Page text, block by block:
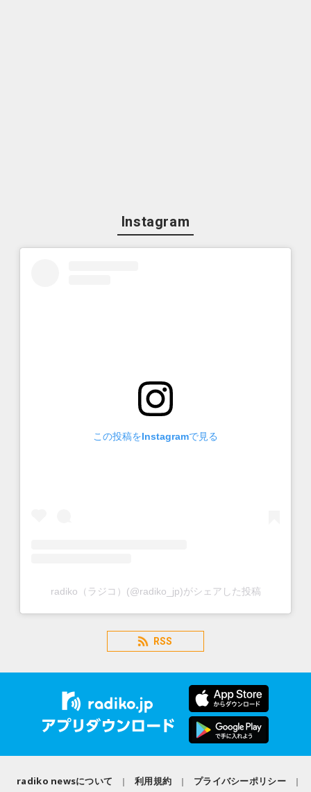
Instagram
この投稿をInstagramで見る
radiko（ラジコ）(@radiko_jp)がシェアした投稿
RSS
radiko newsについて 利用規約
プライバシーポリシー